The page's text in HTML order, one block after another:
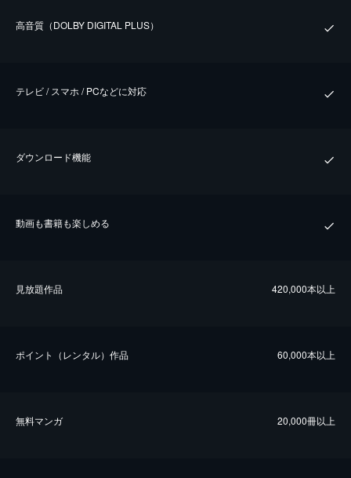
⾼⾳質（DOLBY DIGITAL PLUS）
テレビ / スマホ / PCなどに対応
ダウンロード機能
動画も書籍も楽しめる
⾒放題作品 420,000本以上
ポイント（レンタル）作品 60,000本以上
無料マンガ 20,000冊以上